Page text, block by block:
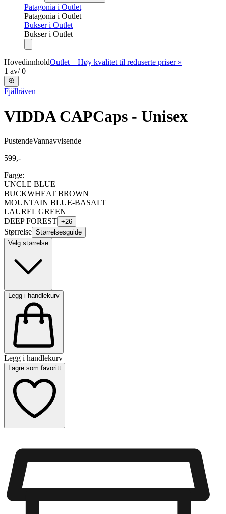
Patagonia i Outlet
Patagonia i Outlet
Bukser i Outlet
Bukser i Outlet
HovedinnholdOutlet – Høy kvalitet til reduserte priser »
1 av/ 0
Fjällräven
VIDDA CAPCaps - Unisex
PustendeVannavvisende
599,-
Farge:
UNCLE BLUE
BUCKWHEAT BROWN
MOUNTAIN BLUE-BASALT
LAUREL GREEN
DEEP FOREST +26
Størrelse Størrelsesguide
Velg størrelse
Legg i handlekurv
Legg i handlekurv
Lagre som favoritt